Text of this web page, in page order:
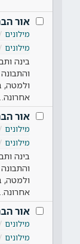
אור
מילונים
מילונים
בינה
ולמטה,
אחרונה…
אור
מילונים
מילונים
בינה
ולמטה,
אחרונה…
אור
מילונים
מילונים